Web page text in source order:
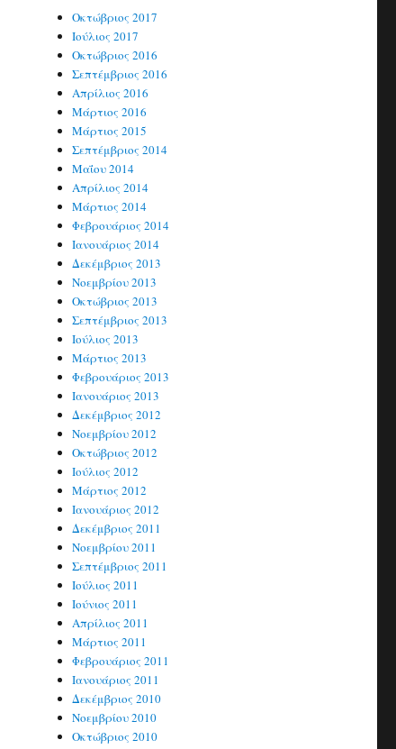
Οκτώβριος 2017
Ιούλιος 2017
Οκτώβριος 2016
Σεπτέμβριος 2016
Απρίλιος 2016
Μάρτιος 2016
Μάρτιος 2015
Σεπτέμβριος 2014
Μαΐου 2014
Απρίλιος 2014
Μάρτιος 2014
Φεβρουάριος 2014
Ιανουάριος 2014
Δεκέμβριος 2013
Νοεμβρίου 2013
Οκτώβριος 2013
Σεπτέμβριος 2013
Ιούλιος 2013
Μάρτιος 2013
Φεβρουάριος 2013
Ιανουάριος 2013
Δεκέμβριος 2012
Νοεμβρίου 2012
Οκτώβριος 2012
Ιούλιος 2012
Μάρτιος 2012
Ιανουάριος 2012
Δεκέμβριος 2011
Νοεμβρίου 2011
Σεπτέμβριος 2011
Ιούλιος 2011
Ιούνιος 2011
Απρίλιος 2011
Μάρτιος 2011
Φεβρουάριος 2011
Ιανουάριος 2011
Δεκέμβριος 2010
Νοεμβρίου 2010
Οκτώβριος 2010